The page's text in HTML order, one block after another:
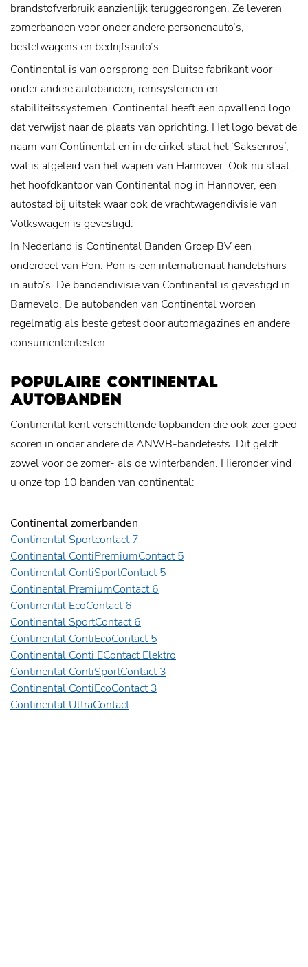
brandstofverbruik aanzienlijk teruggedrongen. Ze leveren
zomerbanden voor onder andere personenauto’s,
bestelwagens en bedrijfsauto’s.
Continental is van oorsprong een Duitse fabrikant voor
onder andere autobanden, remsystemen en
stabiliteitssystemen. Continental heeft een opvallend logo
dat verwijst naar de plaats van oprichting. Het logo bevat de
naam van Continental en in de cirkel staat het ‘Saksenros’,
wat is afgeleid van het wapen van Hannover. Ook nu staat
het hoofdkantoor van Continental nog in Hannover, een
autostad bij uitstek waar ook de vrachtwagendivisie van
Volkswagen is gevestigd.
In Nederland is Continental Banden Groep BV een
onderdeel van Pon. Pon is een internationaal handelshuis
in auto’s. De bandendivisie van Continental is gevestigd in
Barneveld. De autobanden van Continental worden
regelmatig als beste getest door automagazines en andere
consumententesten.
POPULAIRE CONTINENTAL
AUTOBANDEN
Continental kent verschillende topbanden die ook zeer goed
scoren in onder andere de ANWB-bandetests. Dit geldt
zowel voor de zomer- als de winterbanden. Hieronder vind
u onze top 10 banden van continental:
Continental zomerbanden
Continental Sportcontact 7
Continental ContiPremiumContact 5
Continental ContiSportContact 5
Continental PremiumContact 6
Continental EcoContact 6
Continental SportContact 6
Continental ContiEcoContact 5
Continental Conti EContact Elektro
Continental ContiSportContact 3
Continental ContiEcoContact 3
Continental UltraContact